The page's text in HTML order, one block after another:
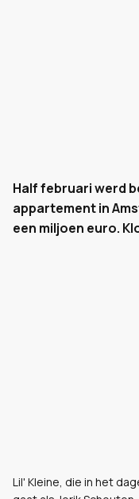
Half februari werd
appartement in
een miljoen euro.
Lil' Kleine, die in het